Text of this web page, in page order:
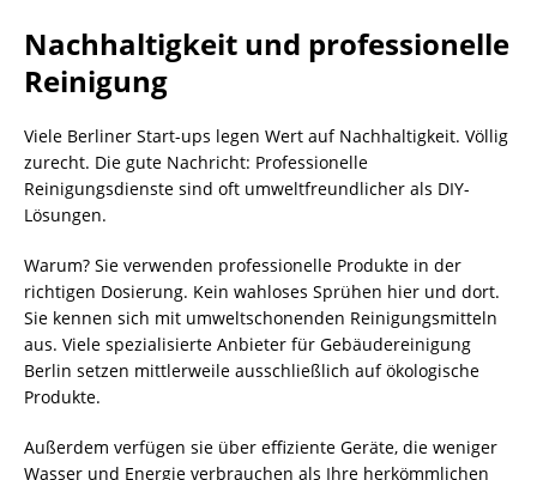
Nachhaltigkeit und professionelle
Reinigung
Viele Berliner Start-ups legen Wert auf Nachhaltigkeit. Völlig
zurecht. Die gute Nachricht: Professionelle
Reinigungsdienste sind oft umweltfreundlicher als DIY-
Lösungen.
Warum? Sie verwenden professionelle Produkte in der
richtigen Dosierung. Kein wahloses Sprühen hier und dort.
Sie kennen sich mit umweltschonenden Reinigungsmitteln
aus. Viele spezialisierte Anbieter für Gebäudereinigung
Berlin setzen mittlerweile ausschließlich auf ökologische
Produkte.
Außerdem verfügen sie über effiziente Geräte, die weniger
Wasser und Energie verbrauchen als Ihre herkömmlichen